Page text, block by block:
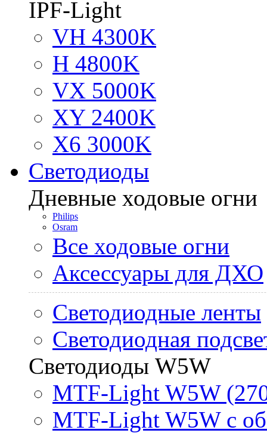
IPF-Light
VH 4300K
H 4800K
VX 5000K
XY 2400K
X6 3000K
Светодиоды
Дневные ходовые огни
Philips
Osram
Все ходовые огни
Аксессуары для ДХО
Светодиодные ленты
Светодиодная
Светодиоды W5W
MTF-Light W5W
MTF-Light W5W с